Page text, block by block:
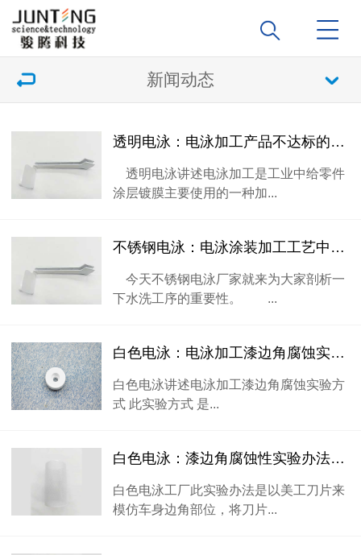
新闻动态
透明电泳：电泳加工产品不达标的主要原因有哪些?
透明电泳讲述电泳加工是工业中给零件
涂层镀膜主要使用的一种加...
不锈钢电泳：电泳涂装加工工艺中水洗工序的重要性剖析
今天不锈钢电泳厂家就来为大家剖析一
下水洗工序的重要性。 ...
白色电泳：电泳加工漆边角腐蚀实验方式
白色电泳讲述电泳加工漆边角腐蚀实验方
式 此实验方式 是...
白色电泳：漆边角腐蚀性实验办法分析
白色电泳工厂此实验办法是以美工刀片来
模仿车身边角部位，将刀片...